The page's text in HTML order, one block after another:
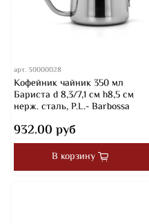
арт.30000028
Кофейник чайник 350 мл
Бариста d 8,3/7,1 см h8,5 см
нерж. сталь, P.L.- Barbossa
932.00 руб
В корзину